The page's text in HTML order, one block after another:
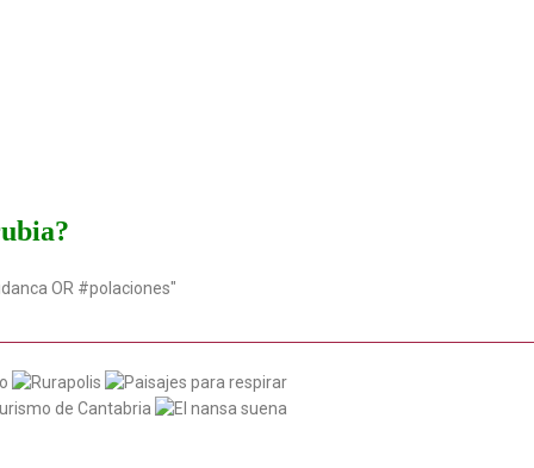
OR #polaciones"